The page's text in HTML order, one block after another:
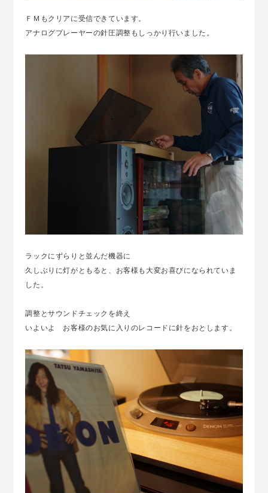
ＦＭもクリアに受信できています。
アナログプレーヤーの針圧調整もしっかり行いました。
ラックにずらりと並んだ機器に
久しぶりに灯がともると、お客様も大変お喜びになられていま
した。
調整とサウンドチェックを終え
いよいよ お客様のお気に入りのレコードに針をおとします。